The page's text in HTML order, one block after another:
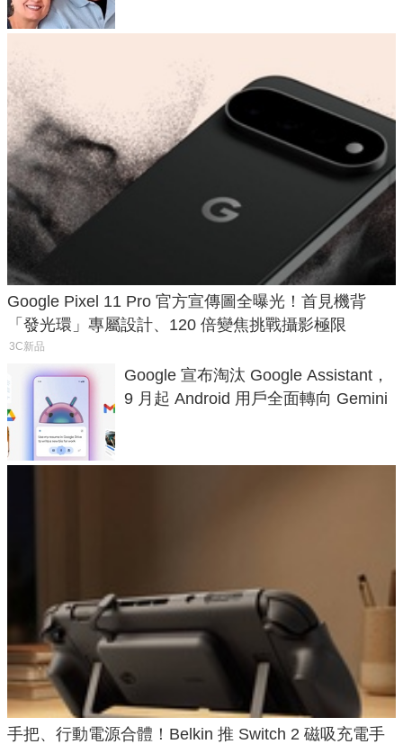
Google Pixel 11 Pro 官方宣傳圖全曝光！首見機背
「發光環」專屬設計、120 倍變焦挑戰攝影極限
3C新品
Google 宣布淘汰 Google Assistant，
9 月起 Android 用戶全面轉向 Gemini
手把、行動電源合體！Belkin 推 Switch 2 磁吸充電手